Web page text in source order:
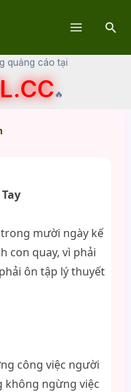
quảng cáo tại
🔥
mười ngày kế
con quay, vì phải
ôn tập lý thuyết
công việc người
không ngừng việc